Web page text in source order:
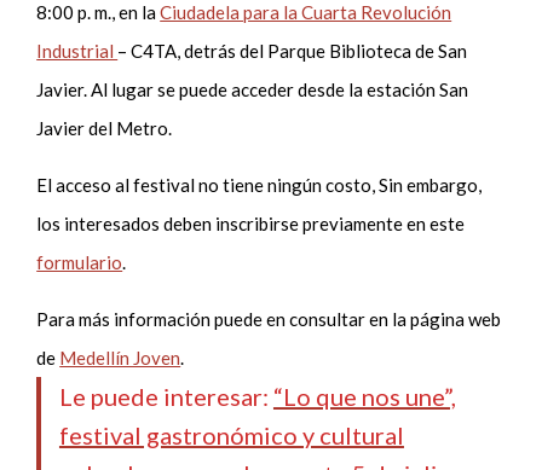
8:00 p. m., en laCiudadela para la Cuarta Revolución
Industrial – C4TA, detrás del Parque Biblioteca de San
Javier. Al lugar se puede acceder desde la estación San
Javier del Metro.
El acceso al festival no tiene ningún costo, Sin embargo,
los interesados deben inscribirse previamente en este
formulario.
Para más información puede en consultar en la página web
de Medellín Joven.
Le puede interesar: “Lo que nos une”,
festival gastronómico y cultural